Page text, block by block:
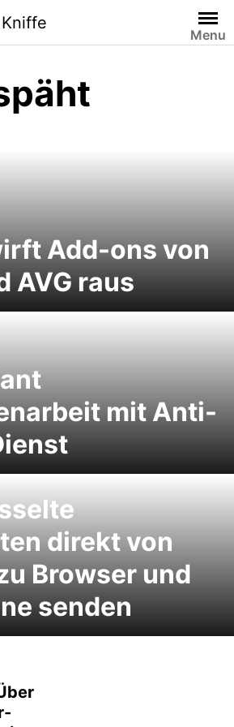
Menu
Add-ons von
AVG raus
mit Anti-
direkt von
Browser und
senden